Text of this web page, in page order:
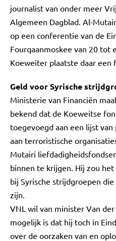
journalist van onder meer
Algemeen Dagblad. Al-
op een conferentie van de
Fourqaanmoskee van 20 tot
Koeweiter plaatste daar een
Geld voor Syrische
Ministerie van Financiën
bekend dat de Koeweitse
toegevoegd aan een lijst
aan terroristische
Mutairi
binnen te krijgen. Hij zou
bij Syrische strijdgroepen
zijn.
VNL wil van minister Van
mogelijk is dat hij toch in
over de oorzaken van en